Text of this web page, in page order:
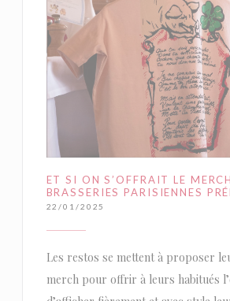
ET SI ON S’OFFRAIT LE
BRASSERIES PARISIENNES
22/01/2025
Les restos se mettent à proposer
merch pour offrir à leurs habitués